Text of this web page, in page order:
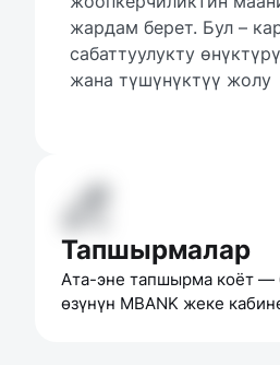
жардам берет. Бул –
сабаттуулукту
жана түшүнүктүү жолу
Тапшырмалар
Ата-эне тапшырма коёт —
өзүнүн MBANK жеке